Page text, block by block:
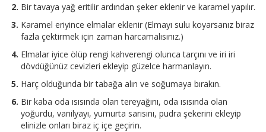
Bir tavaya yağ eritilir ardından şeker eklenir ve karamel yapılır.
Karamel eriyince elmalar eklenir (Elmayı sulu koyarsanız biraz
fazla çektirmek için zaman harcamalısınız.)
Elmalar iyice ölüp rengi kahverengi olunca tarçını ve iri iri
dövdüğünüz cevizleri ekleyip güzelce harmanlayın.
Harç olduğunda bir tabağa alın ve soğumaya bırakın.
Bir kaba oda ısısında olan tereyağını, oda ısısında olan
yoğurdu, vanilyayı, yumurta sarısını, pudra şekerini ekleyip
elinizle onları biraz iç içe geçirin.